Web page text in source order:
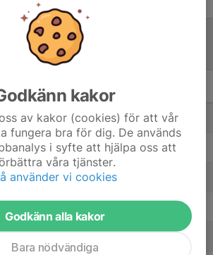
M
FK 1 9 36
Orange 9 4
VIT 9
FK 1
kakor
av kakor (cookies) för att vår
fungera bra för dig. De används
i syfte att hjälpa oss att
våra tjänster.
använder vi cookies
Godkänn alla kakor
Bara nödvändiga